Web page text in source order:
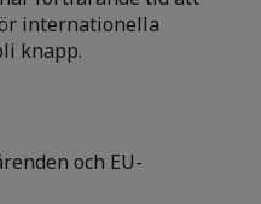
internationella
knapp.
och EU-